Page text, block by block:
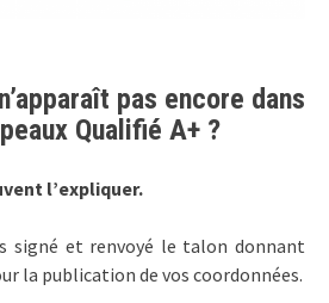
pas encore dans
Qualifié A+ ?
l’expliquer.
signé et renvoyé le talon donnant
la publication de vos coordonnées.